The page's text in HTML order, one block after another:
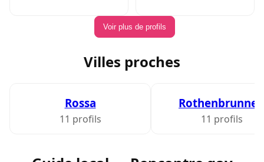
Voir plus de profils
Villes proches
Rossa
11 profils
Rothenbrunnen
11 profils